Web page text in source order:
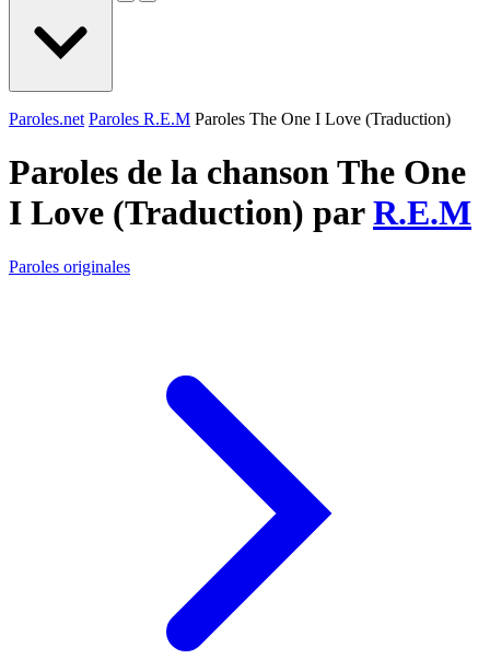
Paroles.net Paroles R.E.M Paroles The One I Love (Traduction)
Paroles de la chanson The One
I Love (Traduction) parR.E.M
Paroles originales